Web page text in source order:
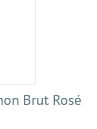
Brut Rosé